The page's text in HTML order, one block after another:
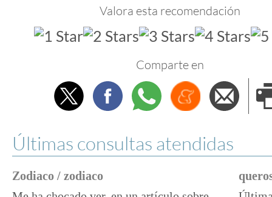
Valora esta recomendación
Comparte en
TwitterFacebookWhatsappMenéame
Últimas consultas atendidas
Zodiaco / zodiaco